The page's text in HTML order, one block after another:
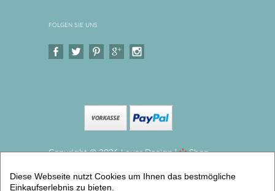
FOLGEN SIE UNS
Copyright © 2026 Levar Design |
Shop
Kindergeschirr Set Dschungeltiere, Löwe, Elefant
Diese Webseite nutzt Cookies um Ihnen das bestmögliche
Einkaufserlebnis zu bieten.